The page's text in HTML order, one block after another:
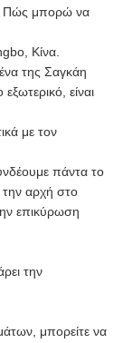
Πώς μπορώ να
Κίνα.
της Σαγκάη
είναι
με τον
πάντα το
την αρχή στο
επικύρωση
την
μπορείτε να